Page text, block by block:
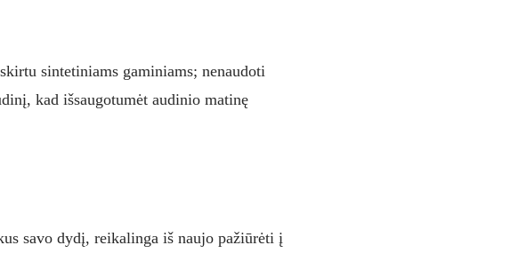
sintetiniams gaminiams; nenaudoti
kad išsaugotumėt audinio matinę
savo dydį, reikalinga iš naujo pažiūrėti į